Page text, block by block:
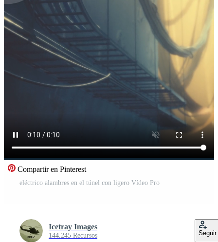
Compartir en Pinterest
eléctrico alambres en el túnel con ligero Vídeo Pro
Icetray Images
144.245 Recursos Seguir